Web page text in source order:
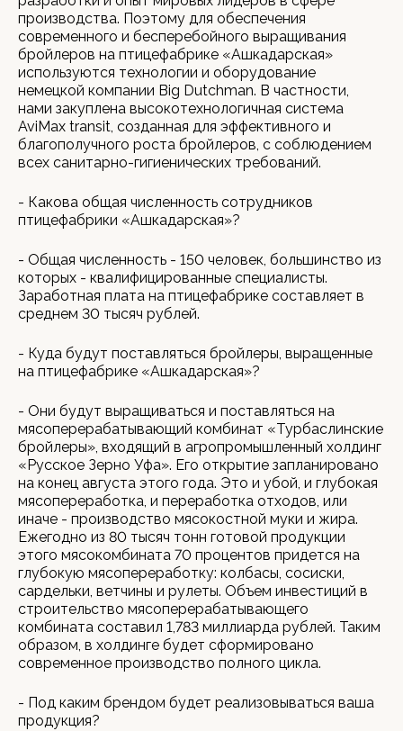
производства. Поэтому для обеспечения
современного и бесперебойного выращивания
бройлеров на птицефабрике «Ашкадарская»
используются технологии и оборудование
немецкой компании Big Dutchman. В частности,
нами закуплена высокотехнологичная система
AviMax transit, созданная для эффективного и
благополучного роста бройлеров, с соблюдением
всех санитарно-гигиенических требований.
- Какова общая численность сотрудников
птицефабрики «Ашкадарская»?
- Общая численность - 150 человек, большинство из
которых - квалифицированные специалисты.
Заработная плата на птицефабрике составляет в
среднем 30 тысяч рублей.
- Куда будут поставляться бройлеры, выращенные
на птицефабрике «Ашкадарская»?
- Они будут выращиваться и поставляться на
мясоперерабатывающий комбинат «Турбаслинские
бройлеры», входящий в агропромышленный холдинг
«Русское Зерно Уфа». Его открытие запланировано
на конец августа этого года. Это и убой, и глубокая
мясопереработка, и переработка отходов, или
иначе - производство мясокостной муки и жира.
Ежегодно из 80 тысяч тонн готовой продукции
этого мясокомбината 70 процентов придется на
глубокую мясопереработку: колбасы, сосиски,
сардельки, ветчины и рулеты. Объем инвестиций в
строительство мясоперерабатывающего
комбината составил 1,783 миллиарда рублей. Таким
образом, в холдинге будет сформировано
современное производство полного цикла.
- Под каким брендом будет реализовываться ваша
продукция?